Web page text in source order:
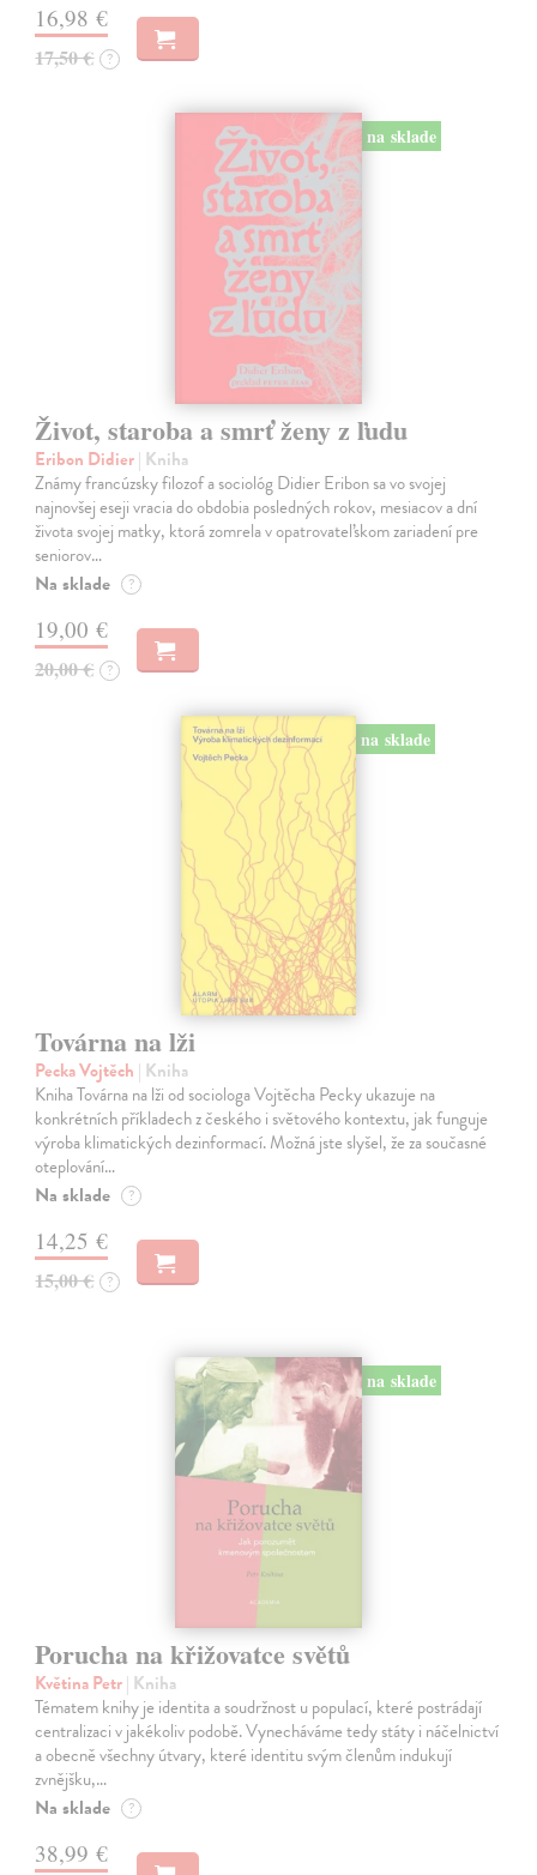
16,98 €
17,50 € ?
na sklade
Život, staroba a smrť ženy z ľudu
Eribon Didier| Kniha
Známy francúzsky filozof a sociológ Didier Eribon sa vo svojej
najnovšej eseji vracia do obdobia posledných rokov, mesiacov a dní
života svojej matky, ktorá zomrela v opatrovateľskom zariadení pre
seniorov…
Na sklade ?
19,00 €
20,00 € ?
na sklade
Továrna na lži
Pecka Vojtěch | Kniha
Kniha Továrna na lži od sociologa Vojtěcha Pecky ukazuje na
konkrétních příkladech z českého i světového kontextu, jak funguje
výroba klimatických dezinformací. Možná jste slyšel, že za současné
oteplování…
Na sklade ?
14,25 €
15,00 € ?
na sklade
Porucha na křižovatce světů
Květina Petr| Kniha
Tématem knihy je identita a soudržnost u populací, které postrádají
centralizaci v jakékoliv podobě. Vynecháváme tedy státy i náčelnictví
a obecně všechny útvary, které identitu svým členům indukují
zvnějšku,…
Na sklade ?
38,99 €